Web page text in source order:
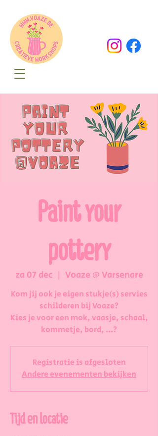
Paint your
pottery
za 07 dec
  |
Voaze @ Varsenare
Kom jij ook je eigen stukje(s) servies
schilderen bij Voaze?
Kies je voor een mok, vaasje, schaal,
kommetje, bord, ...?
Registratie is afgesloten
Andere evenementen bekijken
Tijd en locatie